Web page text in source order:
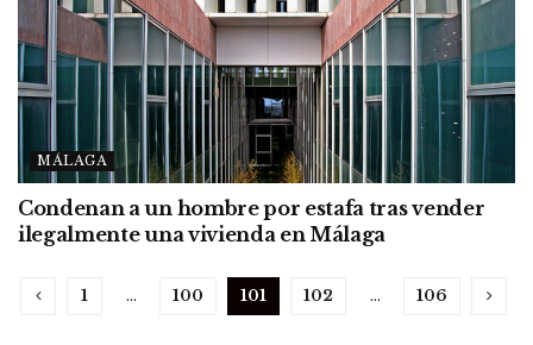
MÁLAGA
Condenan a un hombre por estafa tras vender
ilegalmente una vivienda en Málaga
1 … 100 101 102 … 106